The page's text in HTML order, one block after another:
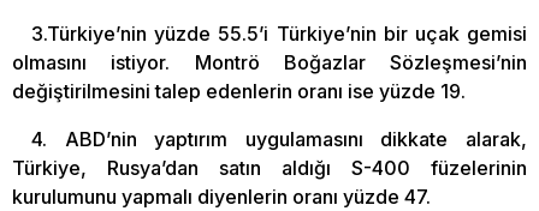
3.Türkiye’nin yüzde 55.5’i Türkiye’nin bir uçak gemisi
olmasını istiyor. Montrö Boğazlar Sözleşmesi’nin
değiştirilmesini talep edenlerin oranı ise yüzde 19.
4. ABD’nin yaptırım uygulamasını dikkate alarak,
Türkiye, Rusya’dan satın aldığı S-400 füzelerinin
kurulumunu yapmalı diyenlerin oranı yüzde 47.